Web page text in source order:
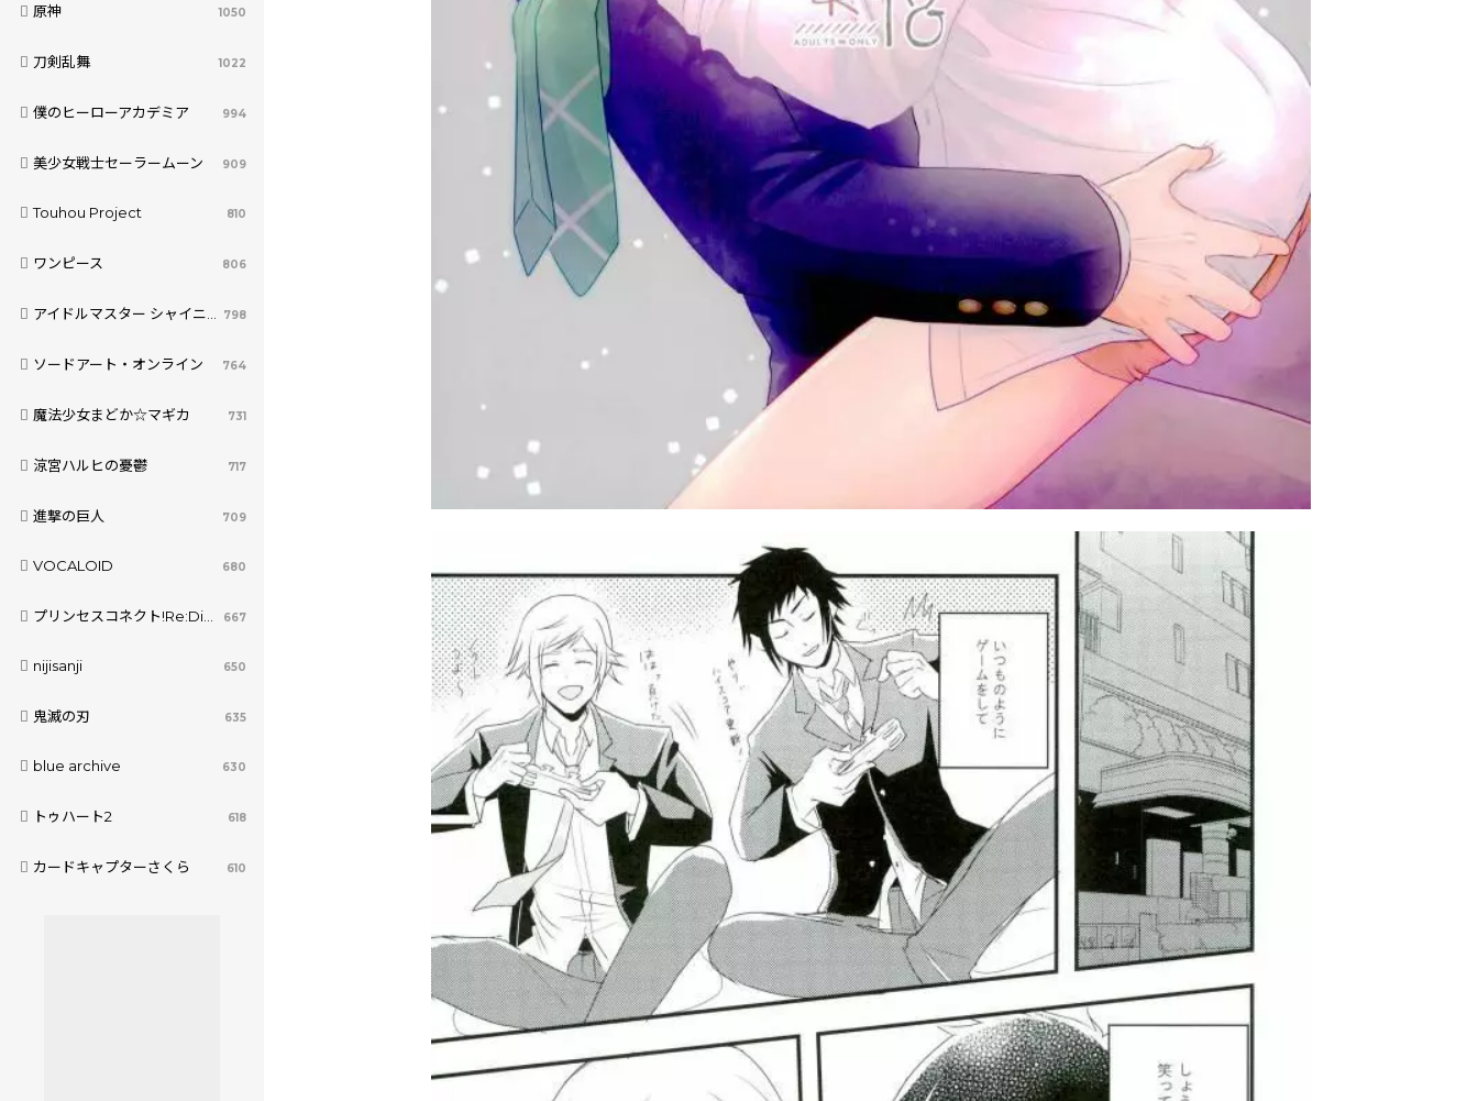
原神 1050
刀剣乱舞 1022
僕のヒーローアカデミア 994
美少女戦士セーラームーン 909
Touhou Project 810
ワンピース 806
アイドルマスター シャイニーカラーズ 798
ソードアート・オンライン 764
魔法少女まどか☆マギカ 731
涼宮ハルヒの憂鬱 717
進撃の巨人 709
VOCALOID 680
プリンセスコネクト!Re:Dive 667
nijisanji 650
鬼滅の刃 635
blue archive 630
トゥハート2 618
カードキャプターさくら 610